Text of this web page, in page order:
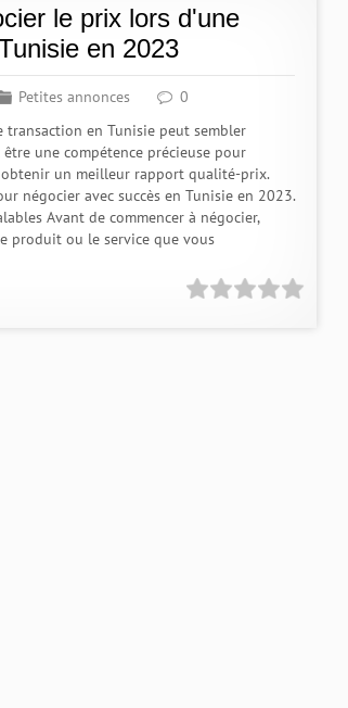
le prix lors d'une
en 2023
Petites annonces
0
transaction en Tunisie peut sembler
une compétence précieuse pour
un meilleur rapport qualité-prix.
négocier avec succès en Tunisie en 2023.
Avant de commencer à négocier,
produit ou le service que vous